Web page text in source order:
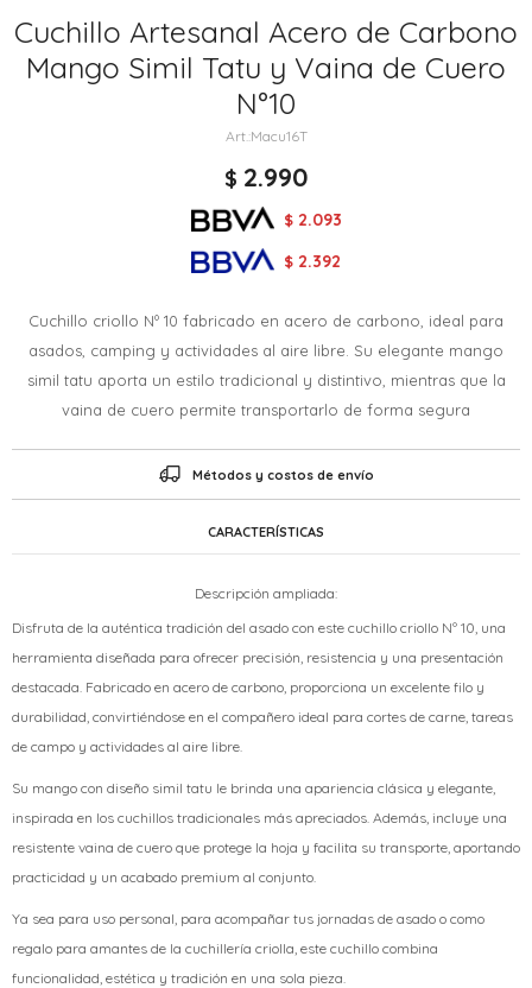
Cuchillo Artesanal Acero de Carbono
Mango Simil Tatu y Vaina de Cuero
N°10
Macu16T
$ 2.990
$ 2.093
$ 2.392
Cuchillo criollo Nº 10 fabricado en acero de carbono, ideal para
asados, camping y actividades al aire libre. Su elegante mango
simil tatu aporta un estilo tradicional y distintivo, mientras que la
vaina de cuero permite transportarlo de forma segura
Métodos y costos de envío
CARACTERÍSTICAS
Descripción ampliada:
Disfruta de la auténtica tradición del asado con este cuchillo criollo Nº 10, una
herramienta diseñada para ofrecer precisión, resistencia y una presentación
destacada. Fabricado en acero de carbono, proporciona un excelente filo y
durabilidad, convirtiéndose en el compañero ideal para cortes de carne, tareas
de campo y actividades al aire libre.
Su mango con diseño simil tatu le brinda una apariencia clásica y elegante,
inspirada en los cuchillos tradicionales más apreciados. Además, incluye una
resistente vaina de cuero que protege la hoja y facilita su transporte, aportando
practicidad y un acabado premium al conjunto.
Ya sea para uso personal, para acompañar tus jornadas de asado o como
regalo para amantes de la cuchillería criolla, este cuchillo combina
funcionalidad, estética y tradición en una sola pieza.